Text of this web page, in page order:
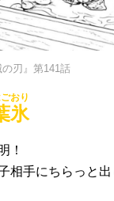
刃』第141話
氷
おり
！
相手にちらっと